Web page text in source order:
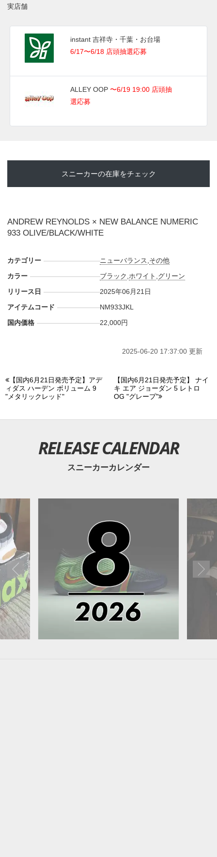
実店舗
instant 吉祥寺・千葉・お台場
6/17〜6/18 店頭抽選応募
ALLEY OOP 〜6/19 19:00 店頭抽
選応募
スニーカーの在庫をチェック
ANDREW REYNOLDS × NEW BALANCE NUMERIC
933 OLIVE/BLACK/WHITE
カテゴリー ニューバランス その他
カラー
ブラック ホワイト グリーン
リリース日
2025年06月21日
アイテムコード
NM933JKL
国内価格
22,000円
2025-06-20 17:37:00 更新
【国内6月21日発売予定】アデ
ィダス ハーデン ボリューム 9
"メタリックレッド"
【国内6月21日発売予定】 ナイ
キ エア ジョーダン 5 レトロ
OG "グレープ"
RELEASE CALENDAR
スニーカーカレンダー